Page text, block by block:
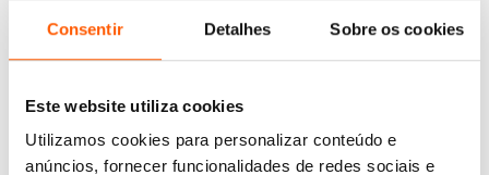
Consentir Detalhes Sobre os cookies
Este website utiliza cookies
Utilizamos cookies para personalizar conteúdo e
anúncios, fornecer funcionalidades de redes sociais e
19,95€
preço
original
17,96
preço
atual
Robert I. Sutton,Huggy Rao
original
Suneel Gupta